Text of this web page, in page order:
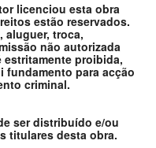
licenciou esta obra
estão reservados.
aluguer, troca,
não autorizada
proibida,
para acção
criminal.
ser distribuído e/ou
titulares desta obra.